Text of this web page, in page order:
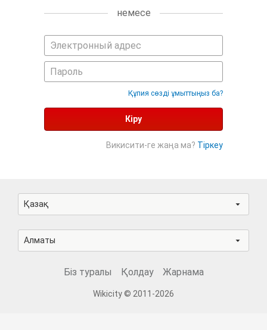
немесе
Құпия сөзді ұмыттыңыз ба?
Кіру
Викисити-ге жаңа ма? Тіркеу
Қазақ
Алматы
Біз туралы Қолдау Жарнама
Wikicity © 2011-2026